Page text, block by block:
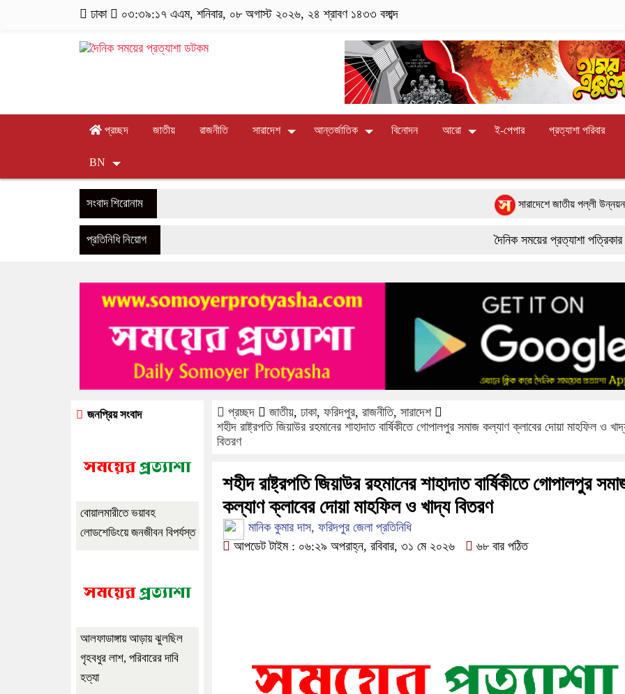
ঢাকা ০৩:৩৯:১৮ এএম, শনিবার, ০৮ অগাস্ট ২০২৬, ২৪ শ্রাবণ ১৪৩৩ বঙ্গাব্দ
প্রচ্ছদ জাতীয় রাজনীতি সারাদেশ আন্তর্জাতিক বিনোদন আরো ই-পেপার প্রত্যাশা পরিবার
BN
সংবাদ শিরোনাম সারাদেশে জাতীয় পল্লী উন্নয়ন দিবস-
পাংশা সরকারী কলেজে রবীন্দ্র-নজরুল
ফরিদপুরে ‘শ্মশান বন্ধু’ কানু সেন অনেকটাই
প্রতিনিধি নিয়োগ দৈনিক সময়ের প্রত্যাশা পত্রিকার জন্য
প্রচ্ছদ জাতীয়, ঢাকা, ফরিদপুর, রাজনীতি, সারাদেশ
শহীদ রাষ্ট্রপতি জিয়াউর রহমানের শাহাদাত বার্ষিকীতে গোপালপুর সমাজ কল্যাণ ক্লাবের দোয়া মাহফিল ও
বিতরণ
শহীদ রাষ্ট্রপতি জিয়াউর রহমানের শাহাদাত বার্ষিকীতে গোপালপুর
কল্যাণ ক্লাবের দোয়া মাহফিল ও খাদ্য বিতরণ
মানিক কুমার দাস, ফরিদপুর জেলা প্রতিনিধি
আপডেট টাইম : ০৬:২৯ অপরাহ্ন, রবিবার, ৩১ মে ২০২৬
৬৮ বার পঠিত
জনপ্রিয় সংবাদ
বোয়ালমারীতে ভয়াবহ
লোডশেডিংয়ে জনজীবন বিপর্যস্ত
আলফাডাঙ্গায় আড়ায় ঝুলছিল
গৃহবধুর লাশ, পরিবারের দাবি
হত্যা